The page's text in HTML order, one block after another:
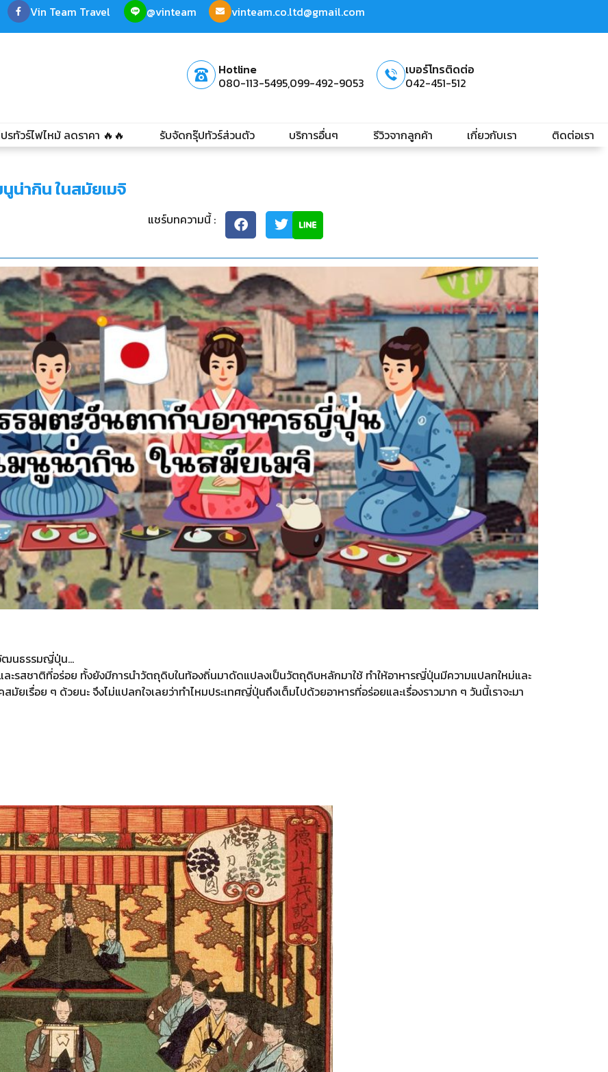
Vin Team Travel @vinteam vinteam.co.ltd@gmail.com
Hotline
080-113-5495,099-492-9053
เบอร์โทรติดต่อ
042-451-512
รทัวร์ไฟไหม้ ลดราคา 🔥🔥 รับจัดกรุ๊ปทัวร์ส่วนตัว บริการอื่นๆ รีวิวจากลูกค้า เกี่ยวกับเรา ติดต่อเรา
น่ากิน ในสมัยเมจิ
แชร์บทความนี้ :
วัฒนธรรมญี่ปุ่น…
ะรสชาติที่อร่อย ทั้งยังมีการนำวัตถุดิบในท้องถิ่นมาดัดแปลงเป็นวัตถุดิบหลักมาใช้ ทำให้อาหารญี่ปุ่นมีความแปลกใหม่และ
รื่อย ๆ ด้วยนะ จึงไม่แปลกใจเลยว่าทำไหมประเทศญี่ปุ่นถึงเต็มไปด้วยอาหารที่อร่อยและเรื่องราวมาก ๆ วันนี้เราจะมา